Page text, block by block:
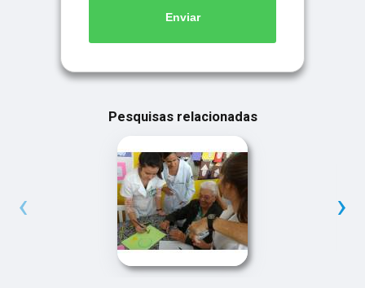
Enviar
Pesquisas relacionadas
‹ ›